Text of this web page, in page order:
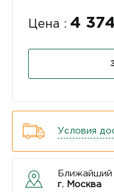
Цена : 4
Условия
Ближайший
г. Москва